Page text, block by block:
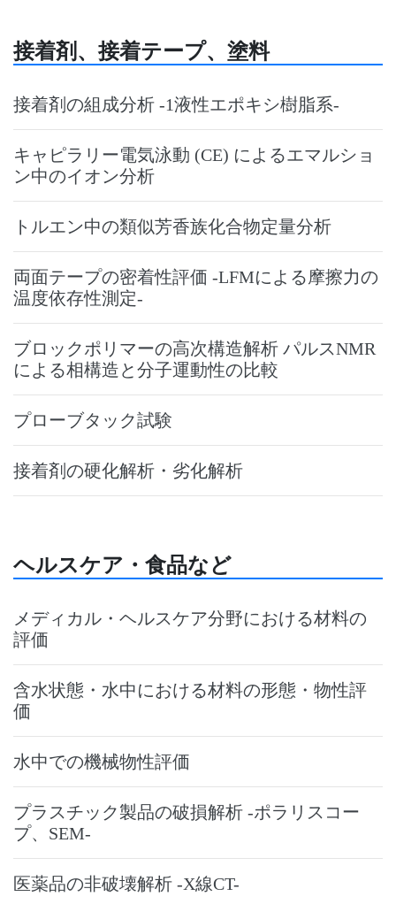
接着剤、接着テープ、塗料
接着剤の組成分析 -1液性エポキシ樹脂系-
キャピラリー電気泳動 (CE) によるエマルショ
ン中のイオン分析
トルエン中の類似芳香族化合物定量分析
両面テープの密着性評価 -LFMによる摩擦力の
温度依存性測定-
ブロックポリマーの高次構造解析 パルスNMR
による相構造と分子運動性の比較
プローブタック試験
接着剤の硬化解析・劣化解析
ヘルスケア・食品など
メディカル・ヘルスケア分野における材料の
評価
含水状態・水中における材料の形態・物性評
価
水中での機械物性評価
プラスチック製品の破損解析 -ポラリスコー
プ、SEM-
医薬品の非破壊解析 -X線CT-